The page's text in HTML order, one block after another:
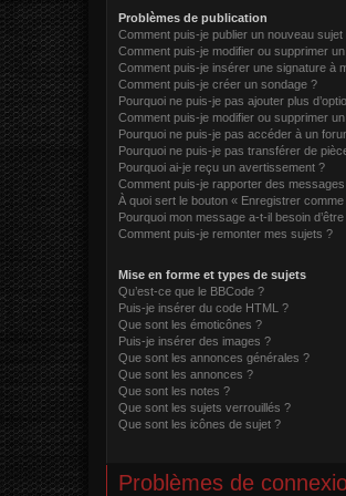
Problèmes de publication
Comment puis-je publier un nouveau
Comment puis-je modifier ou supprimer
Comment puis-je insérer une signature à
Comment puis-je créer un sondage ?
Pourquoi ne puis-je pas ajouter plus
Comment puis-je modifier ou supprimer
Pourquoi ne puis-je pas accéder à un
Pourquoi ne puis-je pas transférer de
Pourquoi ai-je reçu un avertissement ?
Comment puis-je rapporter des
À quoi sert le bouton « Enregistrer
Pourquoi mon message a-t-il besoin
Comment puis-je remonter mes sujets ?
Mise en forme et types de sujets
Qu’est-ce que le BBCode ?
Puis-je insérer du code HTML ?
Que sont les émoticônes ?
Puis-je insérer des images ?
Que sont les annonces générales ?
Que sont les annonces ?
Que sont les notes ?
Que sont les sujets verrouillés ?
Que sont les icônes de sujet ?
Problèmes de